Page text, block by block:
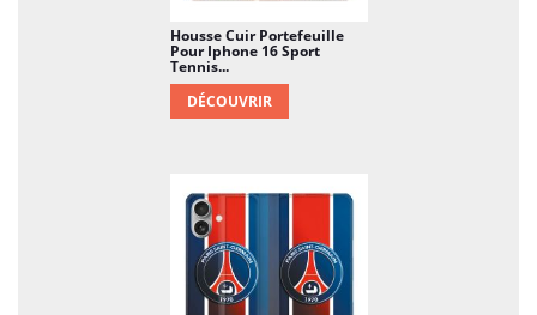
Housse Cuir Portefeuille
Pour Iphone 16 Sport
Tennis...
DÉCOUVRIR